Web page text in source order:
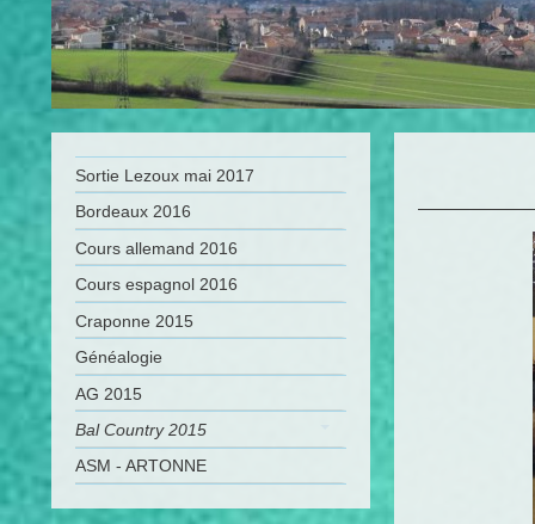
Sortie Lezoux mai 2017
Bordeaux 2016
Cours allemand 2016
Cours espagnol 2016
Craponne 2015
Généalogie
AG 2015
Bal Country 2015
ASM - ARTONNE